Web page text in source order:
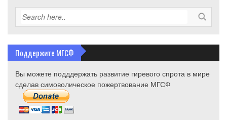
Поддержите МГСФ
Вы можете подддержать развитие гиревого спрота в мире
сделав симоволическое пожертвование МГСФ